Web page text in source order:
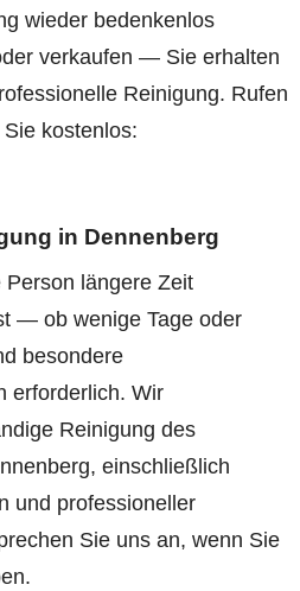
wieder bedenkenlos
verkaufen — Sie erhalten
Reinigung. Rufen
kostenlos:
in Dennenberg
längere Zeit
— ob wenige Tage oder
besondere
erforderlich. Wir
Reinigung des
einschließlich
und professioneller
Sie uns an, wenn Sie